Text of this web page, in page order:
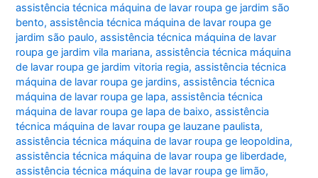
assistência técnica máquina de lavar roupa ge jardim são
bento,assistência técnica máquina de lavar roupa ge
jardim são paulo,assistência técnica máquina de lavar
roupa ge jardim vila mariana,assistência técnica máquina
de lavar roupa ge jardim vitoria regia,assistência técnica
máquina de lavar roupa ge jardins,assistência técnica
máquina de lavar roupa ge lapa,assistência técnica
máquina de lavar roupa ge lapa de baixo,assistência
técnica máquina de lavar roupa ge lauzane paulista,
assistência técnica máquina de lavar roupa ge leopoldina,
assistência técnica máquina de lavar roupa ge liberdade,
assistência técnica máquina de lavar roupa ge limão,